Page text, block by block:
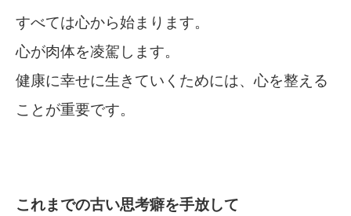
すべては心から始まります。
心が肉体を凌駕します。
健康に幸せに生きていくためには、心を整える
ことが重要です。
これまでの古い思考癖を手放して